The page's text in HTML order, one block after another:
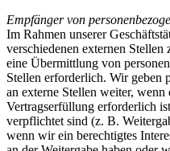
Empfänger von
Im Rahmen unserer
verschiedenen externen
eine Übermittlung von
Stellen erforderlich. Wir geben
an externe Stellen weiter, wenn
Vertragserfüllung erforderlich
verpflichtet sind (z. B.
wenn wir ein berechtigtes